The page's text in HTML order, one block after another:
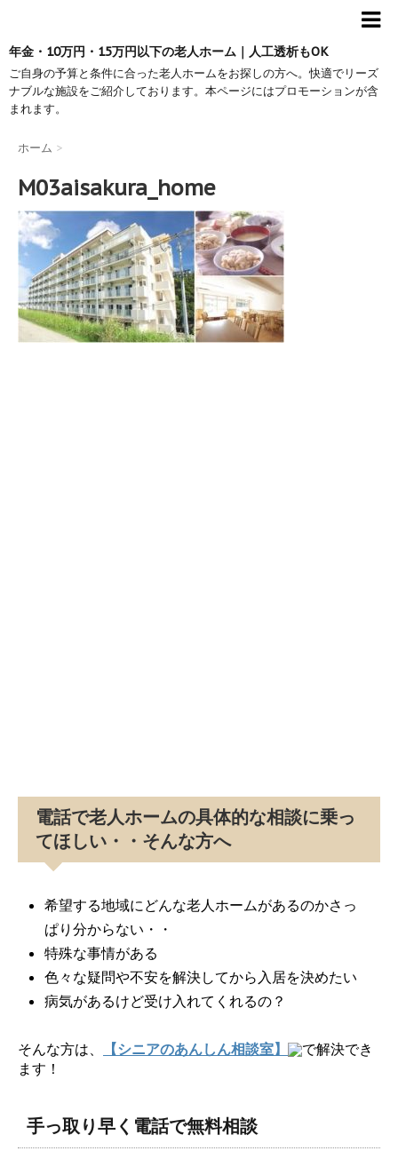
年金・10万円・15万円以下の老人ホーム｜人工透析もOK
ご自身の予算と条件に合った老人ホームをお探しの方へ。快適でリーズ
ナブルな施設をご紹介しております。本ページにはプロモーションが含
まれます。
ホーム >
M03aisakura_home
電話で老人ホームの具体的な相談に乗っ
てほしい・・そんな方へ
希望する地域にどんな老人ホームがあるのかさっ
ぱり分からない・・
特殊な事情がある
色々な疑問や不安を解決してから入居を決めたい
病気があるけど受け入れてくれるの？
そんな方は、 【シニアのあんしん相談室】
で解決でき
ます！
手っ取り早く電話で無料相談